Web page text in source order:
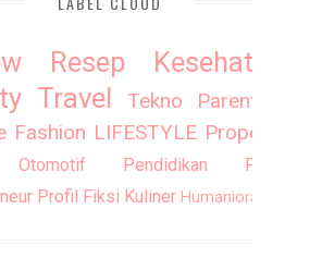
Resep
Kesehatan
Travel Tekno
Parenting
Fashion LIFESTYLE Property
Otomotif Pendidikan
Puisi
Profil Fiksi Kuliner Humaniora